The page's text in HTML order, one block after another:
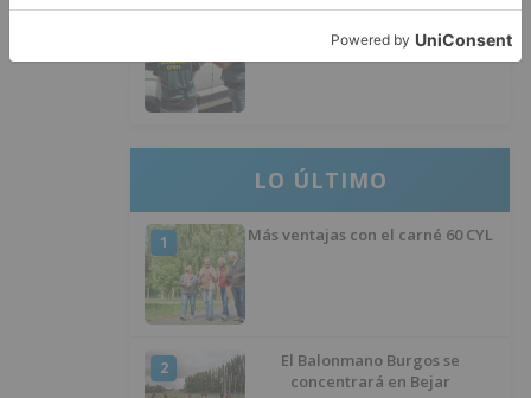
versión de un repartidor tras
desaparecer 3.256 euros
LO ÚLTIMO
1 Más ventajas con el carné 60 CYL
2
El Balonmano Burgos se
concentrará en Bejar